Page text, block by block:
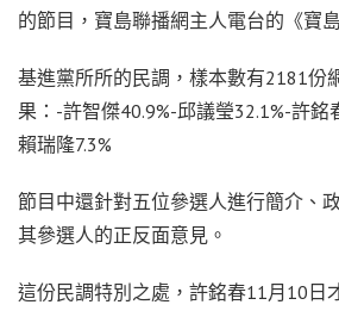
的節目，寶島聯播網主人電台的《寶
基進黨所所的民調，樣本數有2181份
果：-許智傑40.9%-邱議瑩32.1%-許銘
賴瑞隆7.3%
節目中還針對五位參選人進行簡介、
其參選人的正反面意見。
這份民調特別之處，許銘春11月10日